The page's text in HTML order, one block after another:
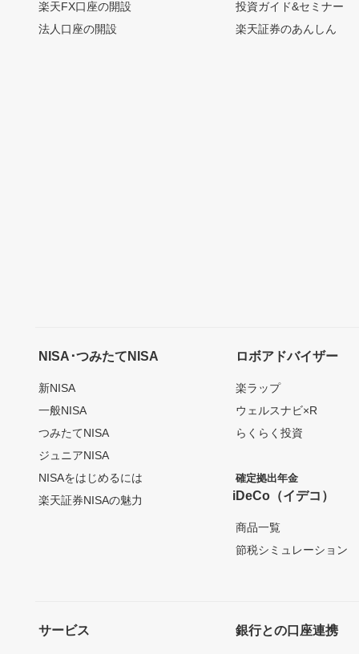
楽天FX口座の開設
法人口座の開設
投資ガイド&セミナー
楽天証券のあんしん
NISA･つみたてNISA
新NISA
一般NISA
つみたてNISA
ジュニアNISA
NISAをはじめるには
楽天証券NISAの魅力
ロボアドバイザー
楽ラップ
ウェルスナビ×R
らくらく投資
確定拠出年金
iDeCo（イデコ）
商品一覧
節税シミュレーション
サービス 銀行との口座連携